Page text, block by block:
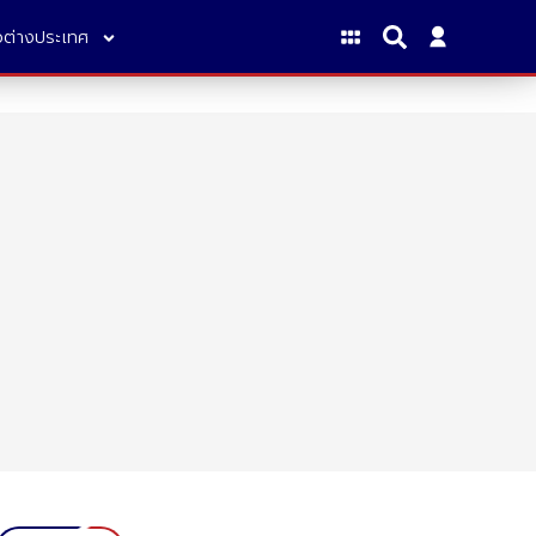
ต่างประเทศ